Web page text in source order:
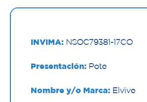
INVIMA: NSOC79381-17CO
Presentación: Pote
Nombre y/o Marca: Elvive